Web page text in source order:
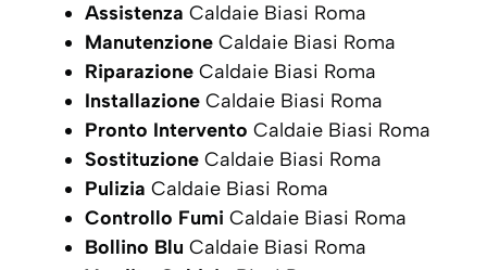
Assistenza Caldaie Biasi Roma
Manutenzione Caldaie Biasi Roma
Riparazione Caldaie Biasi Roma
Installazione Caldaie Biasi Roma
Pronto Intervento Caldaie Biasi Roma
Sostituzione Caldaie Biasi Roma
Pulizia Caldaie Biasi Roma
Controllo Fumi Caldaie Biasi Roma
Bollino Blu Caldaie Biasi Roma